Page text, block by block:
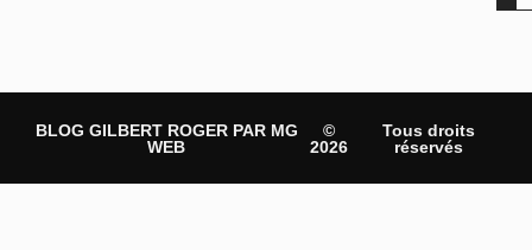
BLOG GILBERT ROGER PAR MG
WEB
©
2026
Tous droits
réservés